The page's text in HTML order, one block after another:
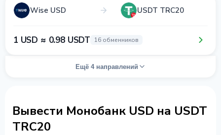
Wise USD USDT TRC20
1 USD ≈ 0.98 USDT 16 обменников
Ещё 4 направлений
Вывести Монобанк USD на USDT
TRC20